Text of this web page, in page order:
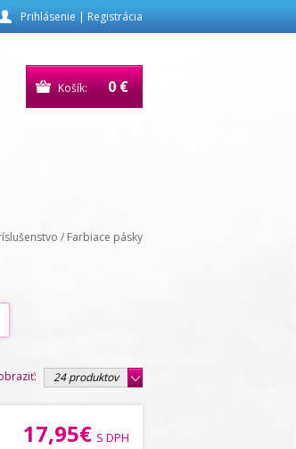
Prihlásenie | Registrácia
Košík: 0 €
/ Farbiace pásky
24 produktov
17,95€ S DPH